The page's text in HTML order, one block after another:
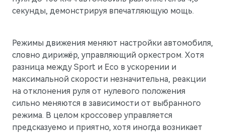
M9 Скоро в продаже
секунды, демонстрируя впечатляющую мощь.
Режимы движения меняют настройки автомобиля,
словно дирижёр, управляющий оркестром. Хотя
разница между Sport и Eco в ускорении и
максимальной скорости незначительна, реакции
на отклонения руля от нулевого положения
сильно меняются в зависимости от выбранного
режима. В целом кроссовер управляется
предсказуемо и приятно, хотя иногда возникает